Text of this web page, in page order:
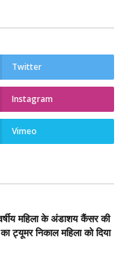
Twitter
Instagram
Vimeo
महिला के अंडाशय कैंसर की
ट्यूमर निकाल महिला को दिया